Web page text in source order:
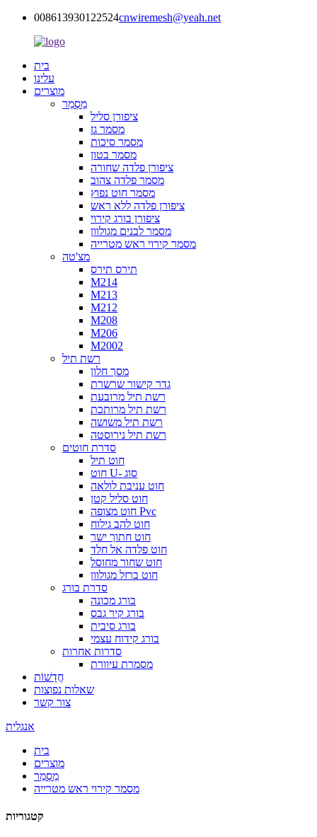
008613930122524cnwiremesh@yeah.net
בית
עלינו
מוצרים
מַסְמֵר
ציפורן סליל
מסמר גז
מסמר סיכות
מסמר בטון
ציפורן פלדה שחורה
מסמר פלדה צהוב
מסמר חוט נפוץ
ציפורן פלדה ללא ראש
ציפורן בורג קירוי
מסמר לבנים מגולוון
מסמר קירוי ראש מטרייה
מצ'טה
תירס תירס
M214
M213
M212
M208
M206
M2002
רשת תיל
מסך חלון
גדר קישור שרשרת
רשת תיל מרובעת
רשת תיל מרותכת
רשת תיל משושה
רשת תיל נירוסטה
סדרת חוטים
חוט תיל
חוט U- סוג
חוט עניבת לולאה
חוט סליל קטן
חוט מצופה Pvc
חוט להב גילוח
חוט חתוך ישר
חוט פלדה אל חלד
חוט שחור מחוסל
חוט ברזל מגולוון
סדרת בורג
בורג מכונה
בורג קיר גבס
בורג סיבית
בורג קידוח עצמי
סדרות אחרות
מסמרת עיוורת
חֲדָשׁוֹת
שאלות נפוצות
צור קשר
אנגלית
בית
מוצרים
מַסְמֵר
מסמר קירוי ראש מטרייה
קטגוריות